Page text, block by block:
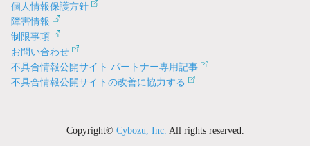
個人情報保護方針
障害情報
制限事項
お問い合わせ
不具合情報公開サイト パートナー専用記事
不具合情報公開サイトの改善に協力する
Copyright© Cybozu, Inc. All rights reserved.